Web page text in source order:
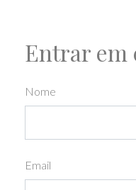
Entrar em
Nome
Email